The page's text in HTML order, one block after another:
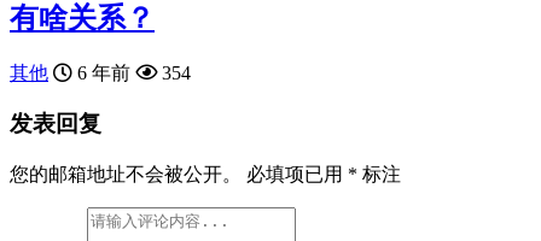
有啥关系？
其他 6 年前 354
发表回复
您的邮箱地址不会被公开。 必填项已用 * 标注